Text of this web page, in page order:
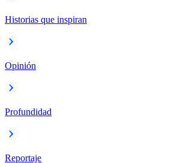
Historias que inspiran
Opinión
Profundidad
Reportaje